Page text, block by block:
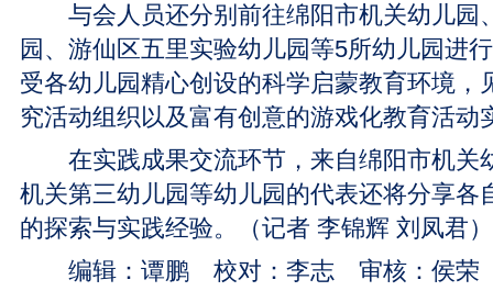
与会人员还分别前往绵阳市机关幼儿园
园、游仙区五里实验幼儿园等5所幼儿园进
受各幼儿园精心创设的科学启蒙教育环境，
究活动组织以及富有创意的游戏化教育活动
在实践成果交流环节，来自绵阳市机关
机关第三幼儿园等幼儿园的代表还将分享各
的探索与实践经验。（记者 李锦辉 刘凤君）
编辑：谭鹏 校对：李志 审核：侯荣